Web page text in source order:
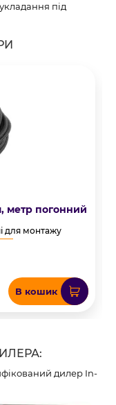
під
метр погонний
для монтажу
В кошик
дилер In-